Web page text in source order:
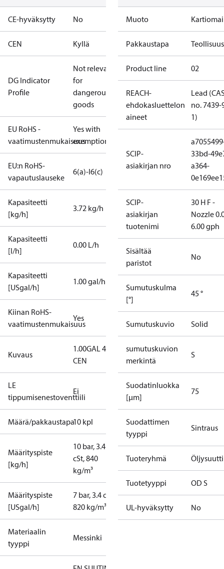
CE-hyväksytty No
CEN Kyllä
DG Indicator
Profile
Not relevant
for
dangerous
goods
EU RoHS -
vaatimustenmukaisuus
Yes with
exemptions
EU:n RoHS-
vapautuslauseke
6(a)-I6(c)
Kapasiteetti
[kg/h]
3.72 kg/h
Kapasiteetti
[l/h]
0.00 L/h
Kapasiteetti
[USgal/h]
1.00 gal/h
Kiinan RoHS-
vaatimustenmukaisuus
Yes
Kuvaus
1.00GAL 45S
CEN
LE
tippumisenestoventtiili
Ei
Määrä/pakkaustapa10 kpl
Määrityspiste
[kg/h]
10 bar, 3.4
cSt, 840
kg/m³
Määrityspiste
[USgal/h]
7 bar, 3.4 cSt,
820 kg/m³
Materiaalin
tyyppi
Messinki
Muoto
Pakkaustapa
Product line 02
REACH-
ehdokasluettelon
aineet
Lead
no. 7439-
1)
SCIP-
asiakirjan nro
33bd-
a364-
SCIP-
asiakirjan
tuotenimi
30 H F -
Nozzle
6.00 gph
Sisältää
paristot
No
Sumutuskulma
[°]
45 °
Sumutuskuvio Solid
sumutuskuvion
merkintä
S
Suodatinluokka
[µm]
75
Suodattimen
tyyppi
Sintraus
Tuoteryhmä
Tuotetyyppi OD S
UL-hyväksytty No